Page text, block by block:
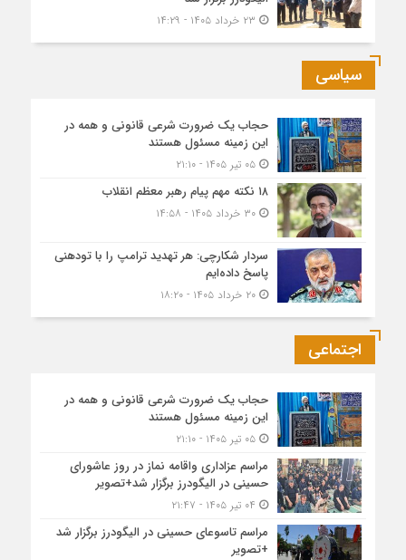
سیاسی
حجاب یک ضرورت شرعی قانونی و همه در
این زمینه مسئول هستند
۰۵ تیر ۱۴۰۵ - ۲۱:۱۰
۱۸ نکته مهم پیام رهبر معظم انقلاب
۳۰ خرداد ۱۴۰۵ - ۱۴:۵۸
سردار شکارچی: هر تهدید ترامپ را با تودهنی
پاسخ داده‌ایم
۲۰ خرداد ۱۴۰۵ - ۱۸:۲۰
اجتماعی
حجاب یک ضرورت شرعی قانونی و همه در
این زمینه مسئول هستند
۰۵ تیر ۱۴۰۵ - ۲۱:۱۰
مراسم عزاداری واقامه نماز در روز عاشورای
حسینی در الیگودرز برگزار شد+تصویر
مراسم تاسوعای حسینی در الیگودرز برگزار شد
+تصویر